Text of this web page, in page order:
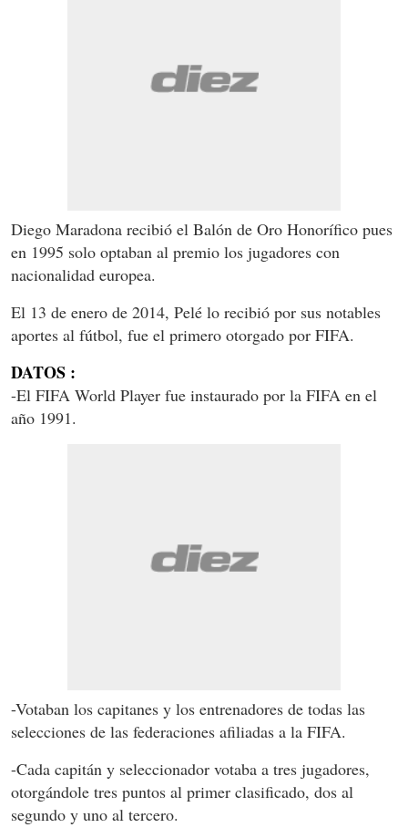
Diego Maradona recibió el Balón de Oro Honorífico pues
en 1995 solo optaban al premio los jugadores con
nacionalidad europea.
El 13 de enero de 2014, Pelé lo recibió por sus notables
aportes al fútbol, fue el primero otorgado por FIFA.
DATOS :
-El FIFA World Player fue instaurado por la FIFA en el
año 1991.
-Votaban los capitanes y los entrenadores de todas las
selecciones de las federaciones afiliadas a la FIFA.
-Cada capitán y seleccionador votaba a tres jugadores,
otorgándole tres puntos al primer clasificado, dos al
segundo y uno al tercero.